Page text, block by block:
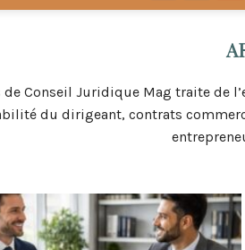
Conseil Juridique Mag traite de
du dirigeant, contrats